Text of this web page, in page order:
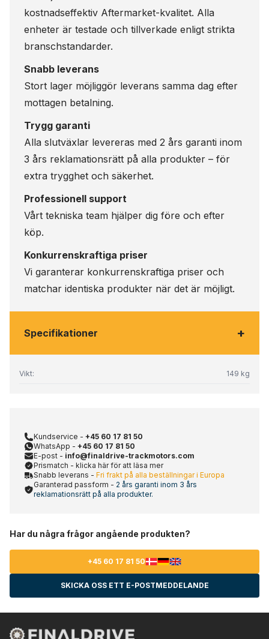
kostnadseffektiv Aftermarket-kvalitet. Alla
enheter är testade och tillverkade enligt strikta
branschstandarder.
Snabb leverans
Stort lager möjliggör leverans samma dag efter
mottagen betalning.
Trygg garanti
Alla slutväxlar levereras med 2 års garanti inom
3 års reklamationsrätt på alla produkter – för
extra trygghet och säkerhet.
Professionell support
Vårt tekniska team hjälper dig före och efter
köp.
Konkurrenskraftiga priser
Vi garanterar konkurrenskraftiga priser och
matchar identiska produkter när det är möjligt.
Specifikationer +
Vikt: 149 kg
Kundservice - +45 60 17 81 50
WhatsApp - +45 60 17 81 50
E-post - info@finaldrive-trackmotors.com
Prismatch - klicka här för att läsa mer
Snabb leverans - Fri frakt på alla beställningar i Europa
Garanterad passform - 2 års garanti inom 3 års
reklamationsrätt på alla produkter.
Har du några frågor angående produkten?
+45 60 17 81 50
SKICKA OSS ETT E-POSTMEDDELANDE